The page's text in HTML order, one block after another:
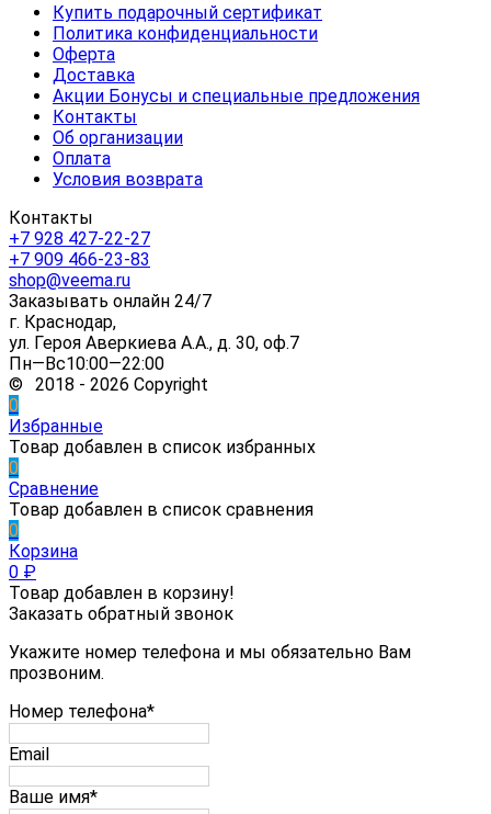
Купить подарочный сертификат
Политика конфиденциальности
Оферта
Доставка
Акции Бонусы и специальные предложения
Контакты
Об организации
Оплата
Условия возврата
Контакты
+7 928 427-22-27
+7 909 466-23-83
shop@veema.ru
Заказывать онлайн 24/7
г. Краснодар,
ул. Героя Аверкиева А.А., д. 30, оф.7
Пн—Вс10:00—22:00
© 2018 - 2026 Copyright
0
Избранные
Товар добавлен в список избранных
0
Сравнение
Товар добавлен в список сравнения
0
Корзина
0 ₽
Товар добавлен в корзину!
Заказать обратный звонок
Укажите номер телефона и мы обязательно Вам
прозвоним.
Номер телефона*
Email
Ваше имя*